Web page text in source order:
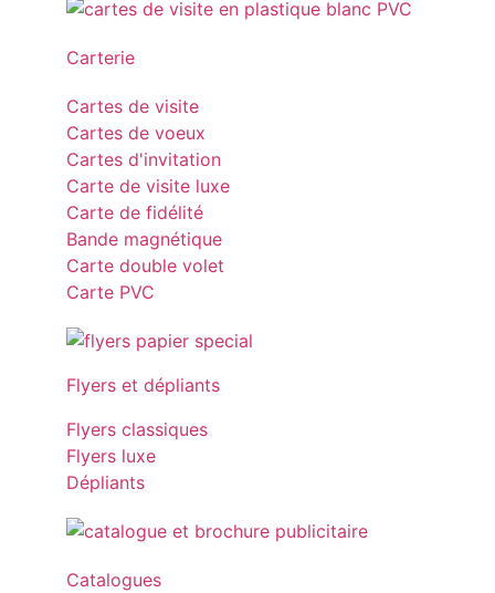
Carterie
Cartes de visite
Cartes de voeux
Cartes d'invitation
Carte de visite luxe
Carte de fidélité
Bande magnétique
Carte double volet
Carte PVC
Flyers et dépliants
Flyers classiques
Flyers luxe
Dépliants
Catalogues